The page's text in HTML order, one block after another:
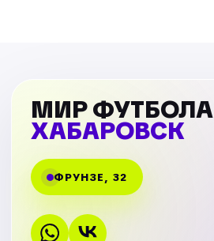
МИР ФУТБОЛА
ХАБАРОВСК
ФРУНЗЕ, 32